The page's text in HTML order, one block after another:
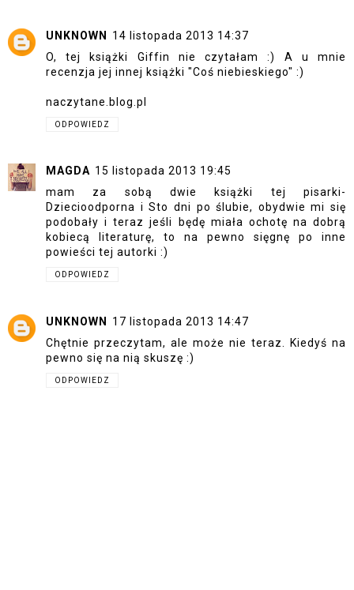
UNKNOWN 14 listopada 2013 14:37
O, tej książki Giffin nie czytałam :) A u mnie
recenzja jej innej książki "Coś niebieskiego" :)
naczytane.blog.pl
ODPOWIEDZ
MAGDA 15 listopada 2013 19:45
mam za sobą dwie książki tej pisarki-
Dziecioodporna i Sto dni po ślubie, obydwie mi się
podobały i teraz jeśli będę miała ochotę na dobrą
kobiecą literaturę, to na pewno sięgnę po inne
powieści tej autorki :)
ODPOWIEDZ
UNKNOWN 17 listopada 2013 14:47
Chętnie przeczytam, ale może nie teraz. Kiedyś na
pewno się na nią skuszę :)
ODPOWIEDZ